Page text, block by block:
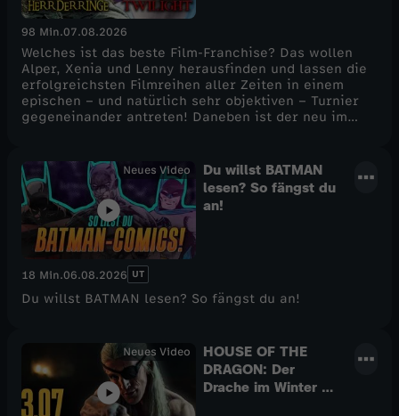
98 Min.07.08.2026
Welches ist das beste Film-Franchise? Das wollen
Alper, Xenia und Lenny herausfinden und lassen die
erfolgreichsten Filmreihen aller Zeiten in einem
epischen – und natürlich sehr objektiven – Turnier
gegeneinander antreten! Daneben ist der neu im
Woche. Auch mit dabei sind ein paar aktuelle
Kinostarts und der übliche Wahnsinn hier in dieser
neuen Podcastfolge auf CINEMA STRIKES BACK! Viel
Spaß :)
Neues Video
Du willst BATMAN
lesen? So fängst du
an!
18 Min.06.08.2026 UT
Du willst BATMAN lesen? So fängst du an!
Neues Video
HOUSE OF THE
DRAGON: Der
Drache im Winter /